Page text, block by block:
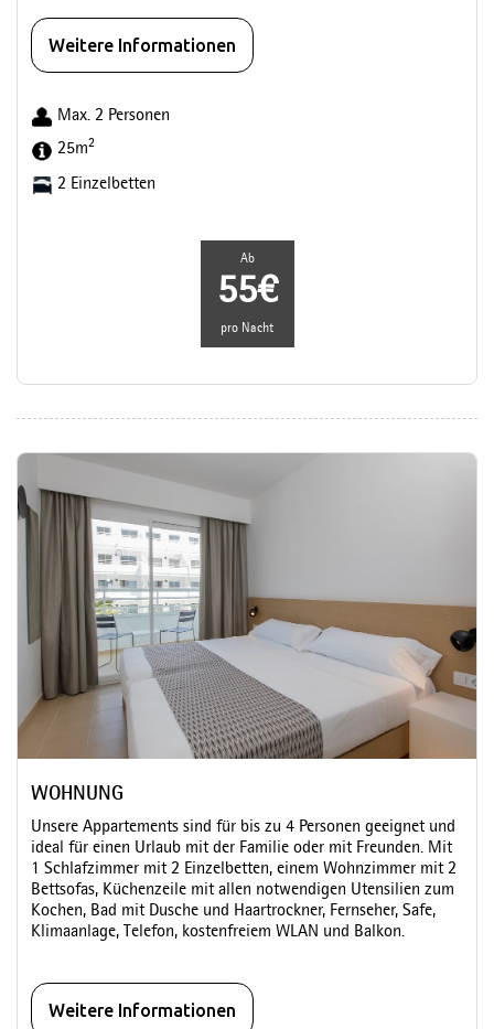
Weitere Informationen
Max. 2 Personen
25m2
2 Einzelbetten
Ab
55€
pro Nacht
WOHNUNG
Unsere Appartements sind für bis zu 4 Personen geeignet und
ideal für einen Urlaub mit der Familie oder mit Freunden. Mit
1 Schlafzimmer mit 2 Einzelbetten, einem Wohnzimmer mit 2
Bettsofas, Küchenzeile mit allen notwendigen Utensilien zum
Kochen, Bad mit Dusche und Haartrockner, Fernseher, Safe,
Klimaanlage, Telefon, kostenfreiem WLAN und Balkon.
Weitere Informationen